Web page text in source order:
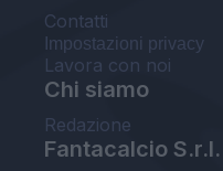
Contatti
Impostazioni privacy
Lavora con noi
Chi siamo
Redazione
Fantacalcio S.r.l.